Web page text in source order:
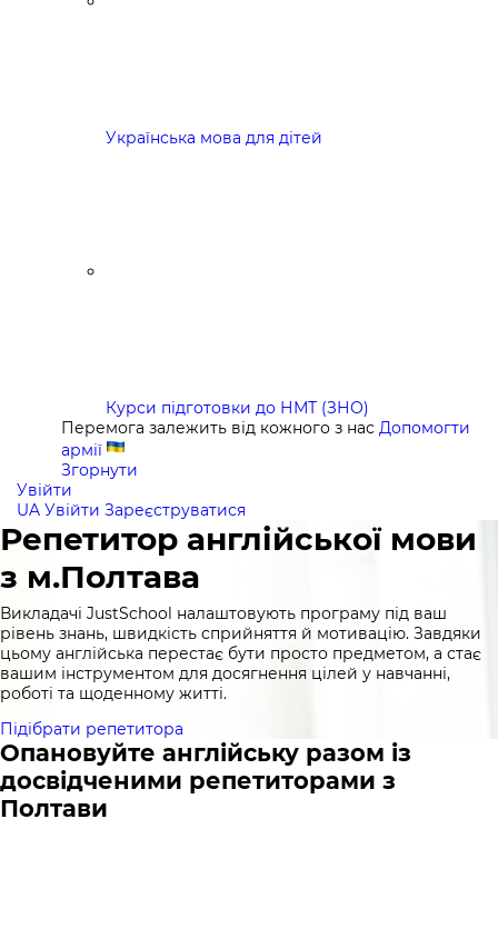
Українська мова для дітей
Курси підготовки до НМТ (ЗНО)
Перемога залежить від кожного з нас Допомогти
армії
Згорнути
Увійти
UA Увійти Зареєструватися
Репетитор англійської мови
з м.Полтава
Викладачі JustSchool налаштовують програму під ваш
рівень знань, швидкість сприйняття й мотивацію. Завдяки
цьому англійська перестає бути просто предметом, а стає
вашим інструментом для досягнення цілей у навчанні,
роботі та щоденному житті.
Підібрати репетитора
Опановуйте англійську разом із
досвідченими репетиторами з
Полтави